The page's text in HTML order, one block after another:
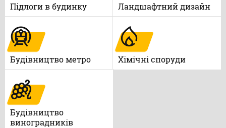
Підлоги в будинку Ландшафтний дизайн
Будівництво метро Xімічні споруди
Будівництво
виноградників